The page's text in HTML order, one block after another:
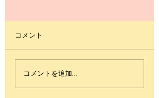
スリーフォーラウェイ
コメント
コメントを追加…